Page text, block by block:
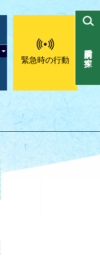
緊急時の行動 目的別で探す